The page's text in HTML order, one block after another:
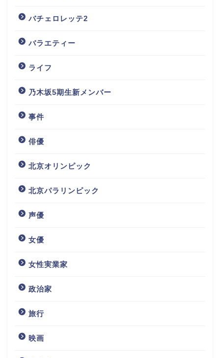
バチェロレッテ2
バラエティー
ライフ
乃木坂5期生新メンバー
事件
俳優
北京オリンピック
北京パラリンピック
声優
女優
女性実業家
政治家
旅行
映画